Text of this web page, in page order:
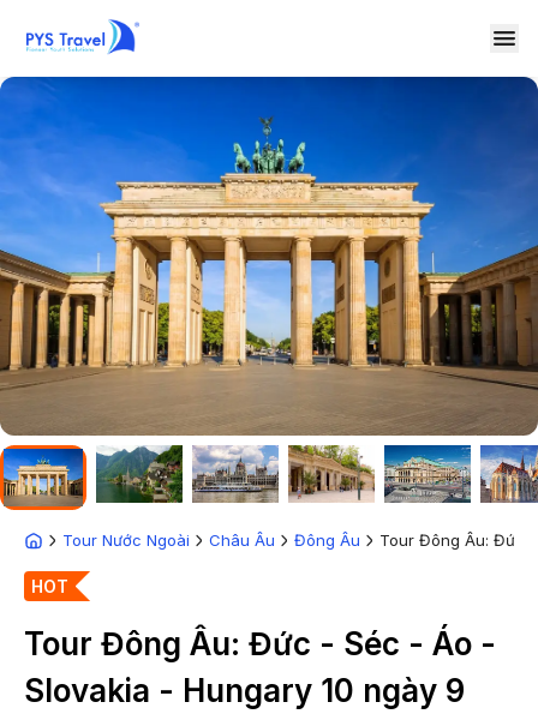
Tour Nước Ngoài Châu Âu Đông Âu Tour Đông Âu: Đức -
HOT
Tour Đông Âu: Đức - Séc - Áo -
Slovakia - Hungary 10 ngày 9